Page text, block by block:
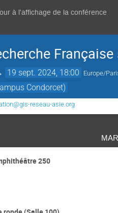
à l'affichage de la conférence
Française
19 sept. 2024, 18:00 Europe/
Condorcet)
reseau-asie.org
250